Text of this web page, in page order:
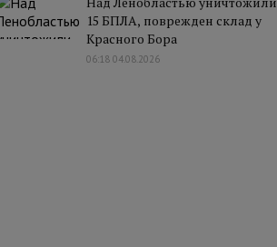
15 БПЛА, поврежден склад у
Красного Бора
06:18 04.08.2026